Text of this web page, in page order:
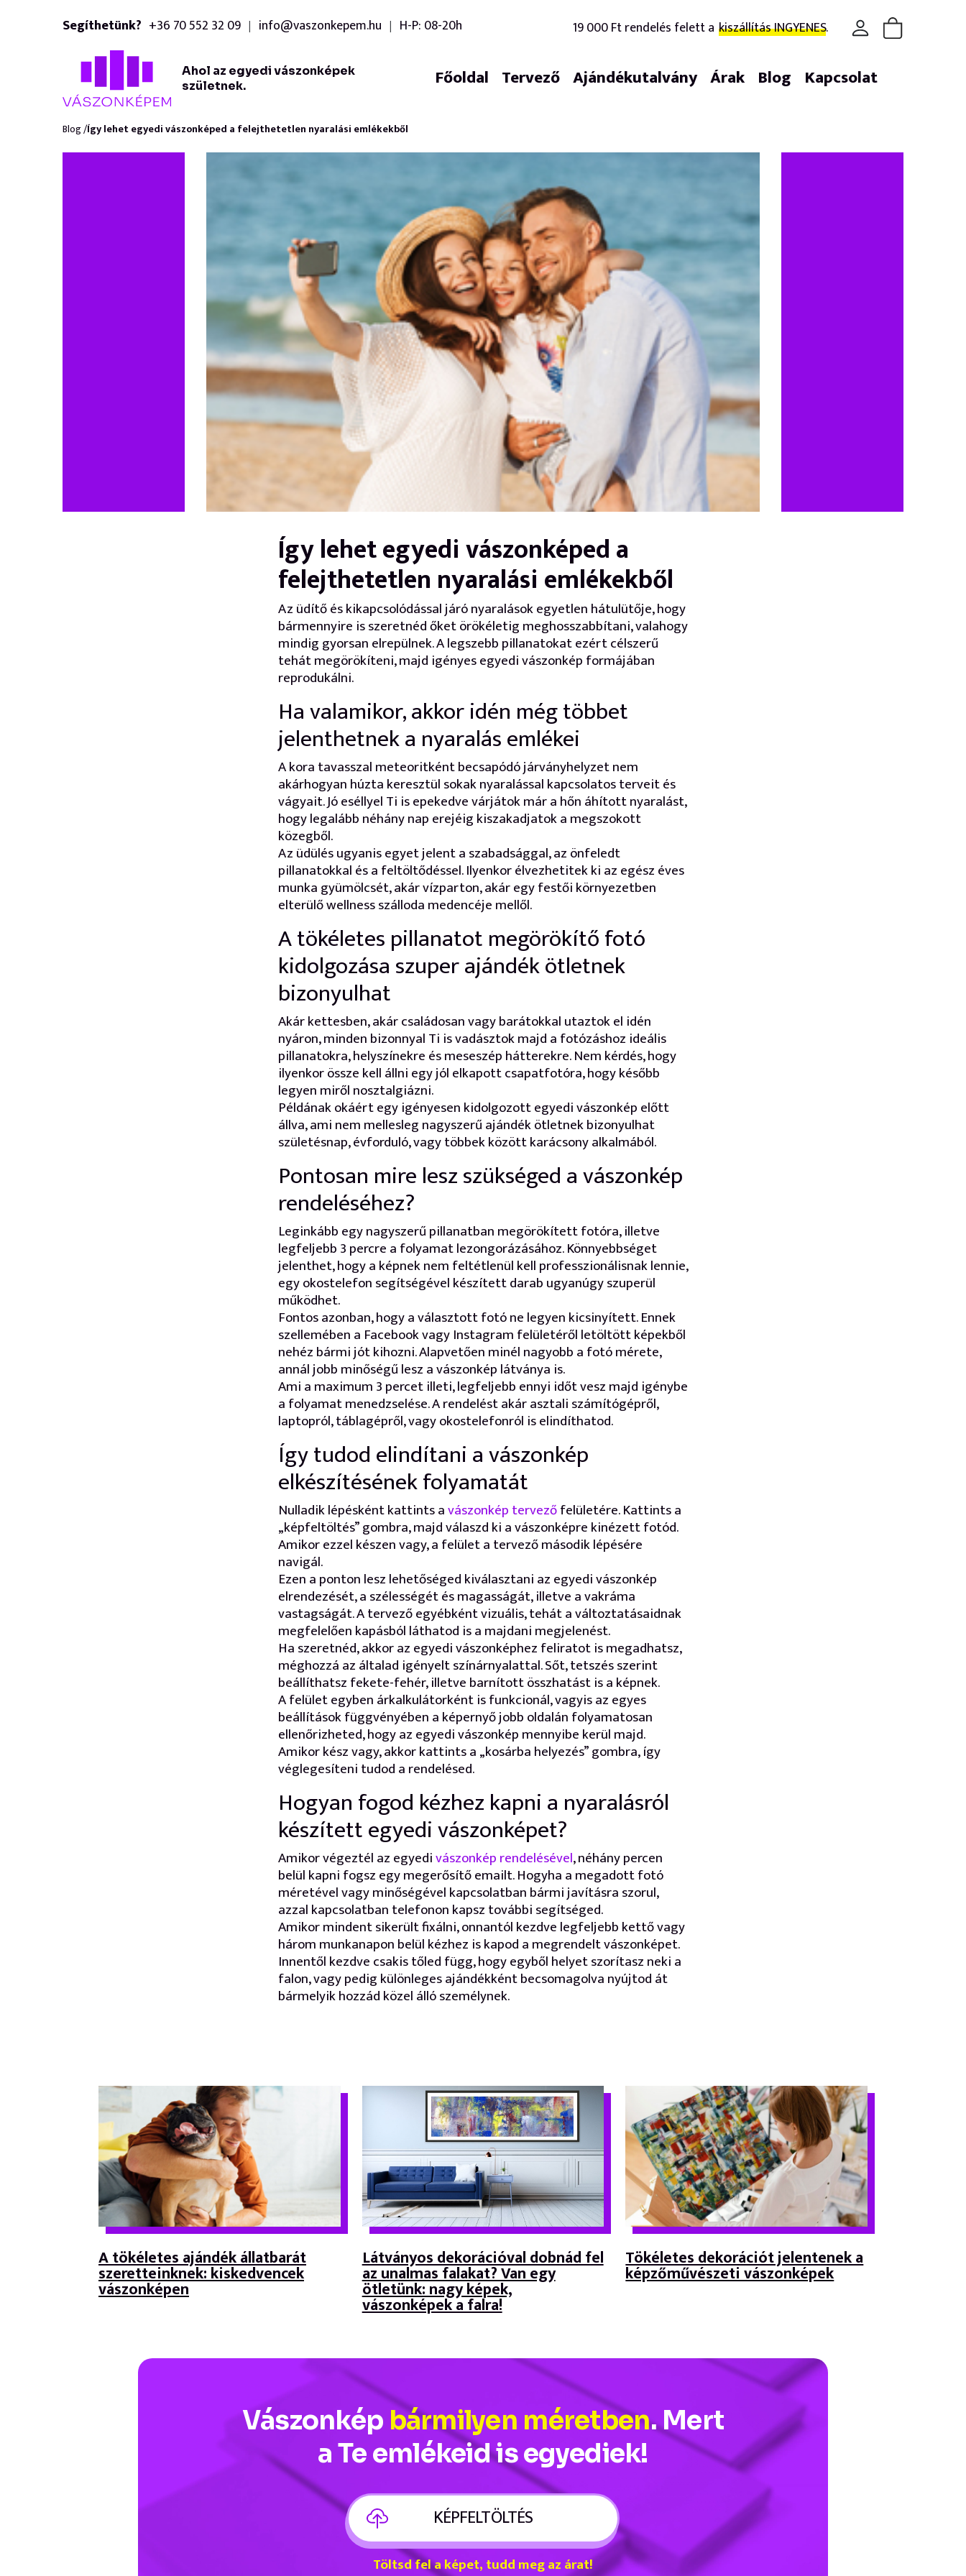
Segíthetünk? +36 70 552 32 09 info@vaszonkepem.hu H-P: 08-20h 19 000 Ft rendelés felett a kiszállítás INGYENES.
Ahol az egyedi vászonképek
születnek.
Főoldal Tervező Ajándékutalvány Árak Blog Kapcsolat
Blog /Így lehet egyedi vászonképed a felejthetetlen nyaralási emlékekből
Így lehet egyedi vászonképed a
felejthetetlen nyaralási emlékekből
Az üdítő és kikapcsolódással járó nyaralások egyetlen hátulütője, hogy
bármennyire is szeretnéd őket örökéletig meghosszabbítani, valahogy
mindig gyorsan elrepülnek. A legszebb pillanatokat ezért célszerű
tehát megörökíteni, majd igényes egyedi vászonkép formájában
reprodukálni.
Ha valamikor, akkor idén még többet
jelenthetnek a nyaralás emlékei
A kora tavasszal meteoritként becsapódó járványhelyzet nem
akárhogyan húzta keresztül sokak nyaralással kapcsolatos terveit és
vágyait. Jó eséllyel Ti is epekedve várjátok már a hőn áhított nyaralást,
hogy legalább néhány nap erejéig kiszakadjatok a megszokott
közegből.
Az üdülés ugyanis egyet jelent a szabadsággal, az önfeledt
pillanatokkal és a feltöltődéssel. Ilyenkor élvezhetitek ki az egész éves
munka gyümölcsét, akár vízparton, akár egy festői környezetben
elterülő wellness szálloda medencéje mellől.
A tökéletes pillanatot megörökítő fotó
kidolgozása szuper ajándék ötletnek
bizonyulhat
Akár kettesben, akár családosan vagy barátokkal utaztok el idén
nyáron, minden bizonnyal Ti is vadásztok majd a fotózáshoz ideális
pillanatokra, helyszínekre és meseszép hátterekre. Nem kérdés, hogy
ilyenkor össze kell állni egy jól elkapott csapatfotóra, hogy később
legyen miről nosztalgiázni.
Példának okáért egy igényesen kidolgozott egyedi vászonkép előtt
állva, ami nem mellesleg nagyszerű ajándék ötletnek bizonyulhat
születésnap, évforduló, vagy többek között karácsony alkalmából.
Pontosan mire lesz szükséged a vászonkép
rendeléséhez?
Leginkább egy nagyszerű pillanatban megörökített fotóra, illetve
legfeljebb 3 percre a folyamat lezongorázásához. Könnyebbséget
jelenthet, hogy a képnek nem feltétlenül kell professzionálisnak lennie,
egy okostelefon segítségével készített darab ugyanúgy szuperül
működhet.
Fontos azonban, hogy a választott fotó ne legyen kicsinyített. Ennek
szellemében a Facebook vagy Instagram felületéről letöltött képekből
nehéz bármi jót kihozni. Alapvetően minél nagyobb a fotó mérete,
annál jobb minőségű lesz a vászonkép látványa is.
Ami a maximum 3 percet illeti, legfeljebb ennyi időt vesz majd igénybe
a folyamat menedzselése. A rendelést akár asztali számítógépről,
laptopról, táblagépről, vagy okostelefonról is elindíthatod.
Így tudod elindítani a vászonkép
elkészítésének folyamatát
Nulladik lépésként kattints avászonkép tervezőfelületére. Kattints a
„képfeltöltés” gombra, majd válaszd ki a vászonképre kinézett fotód.
Amikor ezzel készen vagy, a felület a tervező második lépésére
navigál.
Ezen a ponton lesz lehetőséged kiválasztani az egyedi vászonkép
elrendezését, a szélességét és magasságát, illetve a vakráma
vastagságát. A tervező egyébként vizuális, tehát a változtatásaidnak
megfelelően kapásból láthatod is a majdani megjelenést.
Ha szeretnéd, akkor az egyedi vászonképhez feliratot is megadhatsz,
méghozzá az általad igényelt színárnyalattal. Sőt, tetszés szerint
beállíthatsz fekete-fehér, illetve barnított összhatást is a képnek.
A felület egyben árkalkulátorként is funkcionál, vagyis az egyes
beállítások függvényében a képernyő jobb oldalán folyamatosan
ellenőrizheted, hogy az egyedi vászonkép mennyibe kerül majd.
Amikor kész vagy, akkor kattints a „kosárba helyezés” gombra, így
véglegesíteni tudod a rendelésed.
Hogyan fogod kézhez kapni a nyaralásról
készített egyedi vászonképet?
Amikor végeztél az egyedivászonkép rendelésével, néhány percen
belül kapni fogsz egy megerősítő emailt. Hogyha a megadott fotó
méretével vagy minőségével kapcsolatban bármi javításra szorul,
azzal kapcsolatban telefonon kapsz további segítséged.
Amikor mindent sikerült fixálni, onnantól kezdve legfeljebb kettő vagy
három munkanapon belül kézhez is kapod a megrendelt vászonképet.
Innentől kezdve csakis tőled függ, hogy egyből helyet szorítasz neki a
falon, vagy pedig különleges ajándékként becsomagolva nyújtod át
bármelyik hozzád közel álló személynek.
A tökéletes ajándék állatbarát
szeretteinknek: kiskedvencek
vászonképen
Látványos dekorációval dobnád fel
az unalmas falakat? Van egy
ötletünk: nagy képek,
vászonképek a falra!
Tökéletes dekorációt jelentenek a
képzőművészeti vászonképek
Vászonkép bármilyen méretben. Mert
a Te emlékeid is egyediek!
KÉPFELTÖLTÉS
Töltsd fel a képet, tudd meg az árat!